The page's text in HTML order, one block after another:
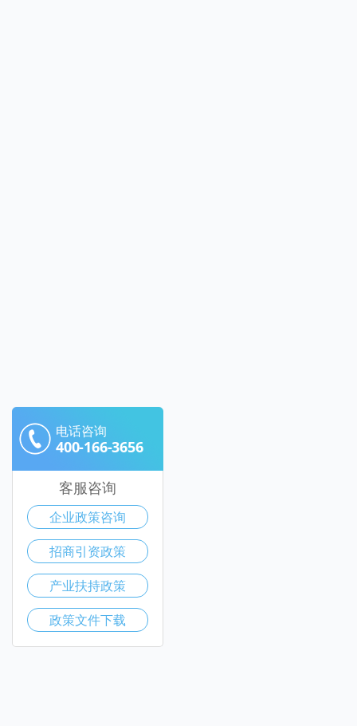
电话咨询
400-166-3656
客服咨询
企业政策咨询
招商引资政策
产业扶持政策
政策文件下载